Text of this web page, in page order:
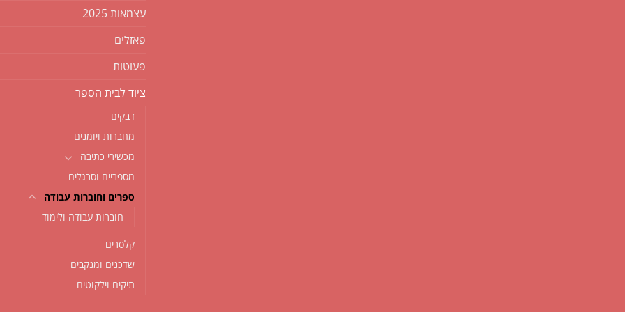
עצמאות 2025
פאזלים
פעוטות
ציוד לבית הספר
דבקים
מחברות ויומנים
מכשירי כתיבה
מספריים וסרגלים
ספרים וחוברות עבודה
חוברות עבודה ולימוד
קלסרים
שדכנים ומנקבים
תיקים וילקוטים